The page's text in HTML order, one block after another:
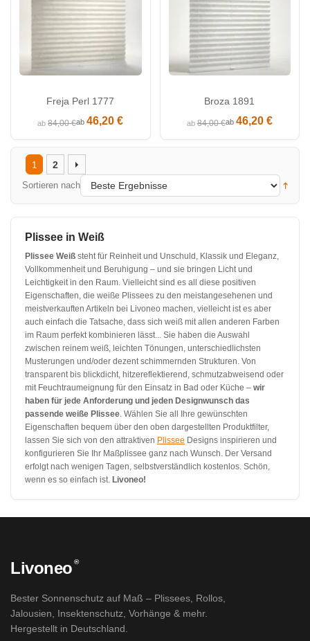
Freja Perl 1777
ab84,00 €ab46,20 €
Broza 1891
ab84,00 €ab 46,20 €
Sortieren nach
1 2
Plissee in Weiß
Plissee Weiß steht für Reinheit und Unschuld, Klassik und Eleganz,
Vollkommenheit und Beruhigung – und sie bringen Licht und
Leichtigkeit in den Raum. Vielleicht sind es all diese positiven
Eigenschaften, die weiße Plissees zu den meistangesehenen und
meistverkauften Artikeln bei Livoneo machen, vielleicht ist es aber
auch einfach die Tatsache, dass sich weiß mit allen anderen Farben
im Raum perfekt kombinieren lässt... Sie haben die Auswahl
zwischen reinem weiß, leichten Tönungen, unterschiedlichsten
Musterungen und/oder dezent schimmernden Strukturen. Von
transparent bis blickdicht, hitzereflektierend, schmutzabweisend oder
mit Feuchtraumeignung für den Einsatz in Bad oder Küche – wir
haben für jede Anforderung und jeden Designwunsch das
passende weiße Plissee. Wählen Sie all Ihre gewünschten
Eigenschaften bequem über den oben dargestellten Produktfilter,
lassen Sie sich von den attraktiven Plissee Designs inspirieren und
konfigurieren Sie Ihr Maßplissee ganz nach Wunsch. Der Versand
erfolgt nach wenigen Tagen, selbstverständlich kostenlos. Schön,
wenn es so einfach ist. Livoneo!
Livoneo ®
Bester Sonnenschutz auf Maß – Plissees, Rollos,
Jalousien, Insektenschutz, Vorhänge & mehr.
Hergestellt in Deutschland.